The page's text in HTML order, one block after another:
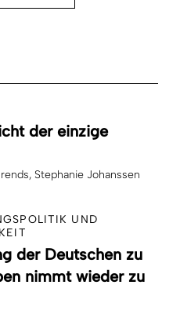
der einzige
Stephanie Johanssen
UND
der Deutschen zu
nimmt wieder zu